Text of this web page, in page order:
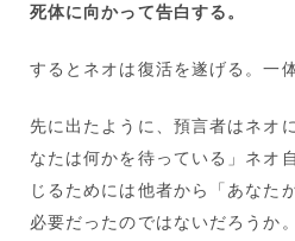
死体に向かって告白する。
するとネオは復活を遂げる。一
先に出たように、預言者はネオ
なたは何かを待っている」ネオ
じるためには他者から「あなた
必要だったのではないだろうか